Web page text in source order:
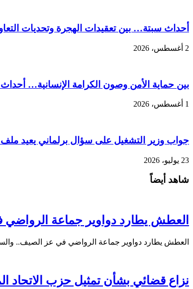
أحداث سبتة… بين تعقيدات الهجرة وتحديات
2 أغسطس، 2026
بين حماية الأمن وصون الكرامة الإنسانية…
1 أغسطس، 2026
جواب وزير التشغيل على سؤال برلماني يعيد ملف
23 يوليو، 2026
شاهد أيضاً
العطش يطارد دواوير جماعة الرواضي
العطش يطارد دواوير جماعة الرواضي في عز الصيف..
نزاع قضائي بشأن تمثيل حزب الاتحاد